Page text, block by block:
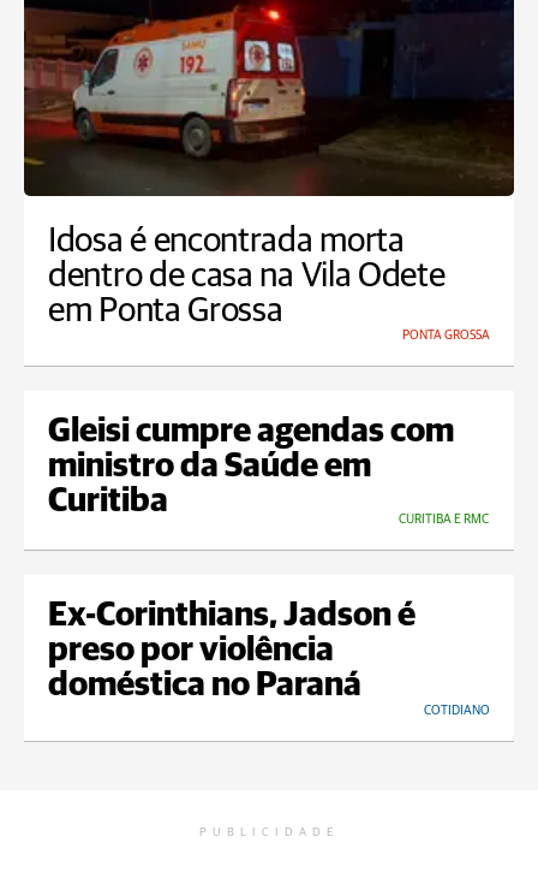
Idosa é encontrada morta
dentro de casa na Vila Odete
em Ponta Grossa
PONTA GROSSA
Gleisi cumpre agendas com
ministro da Saúde em
Curitiba
CURITIBA E RMC
Ex-Corinthians, Jadson é
preso por violência
doméstica no Paraná
COTIDIANO
PUBLICIDADE